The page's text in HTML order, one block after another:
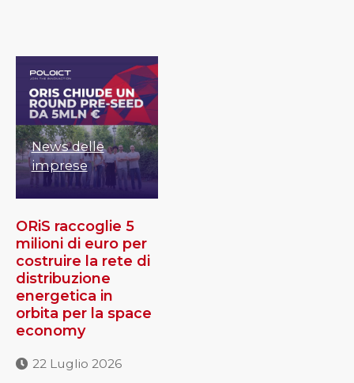
News delle
imprese
ORiS raccoglie 5
milioni di euro per
costruire la rete di
distribuzione
energetica in
orbita per la space
economy
22 Luglio 2026